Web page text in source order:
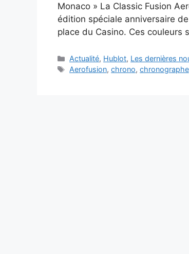
Monaco » La Classic Fusion
édition spéciale anniversaire
place du Casino. Ces couleurs
Catégories
Actualité, Hublot, Les dernières
Étiquettes
Aerofusion,chrono,chronographe